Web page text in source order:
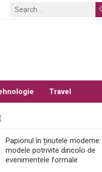
Travel
Papionul în ținutele moderne:
modele potrivite dincolo de
evenimentele formale